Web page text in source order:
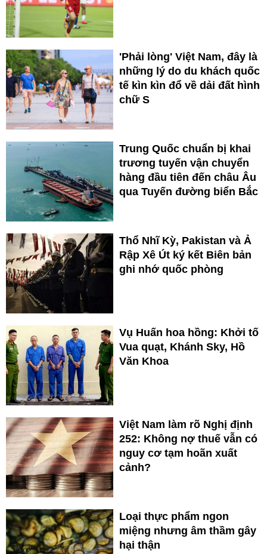
'Phải lòng' Việt Nam, đây là
những lý do du khách quốc
tế kìn kìn đổ về dải đất hình
chữ S
Trung Quốc chuẩn bị khai
trương tuyến vận chuyển
hàng đầu tiên đến châu Âu
qua Tuyến đường biển Bắc
Thổ Nhĩ Kỳ, Pakistan và Ả
Rập Xê Út ký kết Biên bản
ghi nhớ quốc phòng
Vụ Huấn hoa hồng: Khởi tố
Vua quạt, Khánh Sky, Hồ
Văn Khoa
Việt Nam làm rõ Nghị định
252: Không nợ thuế vẫn có
nguy cơ tạm hoãn xuất
cảnh?
Loại thực phẩm ngon
miệng nhưng âm thầm gây
hại thận